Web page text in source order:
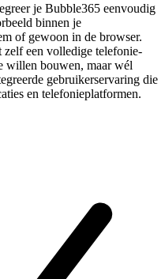
je Bubble365 eenvoudig
binnen je
of gewoon in de browser.
zelf een volledige telefonie-
willen bouwen, maar wél
gebruikerservaring die
en telefonieplatformen.